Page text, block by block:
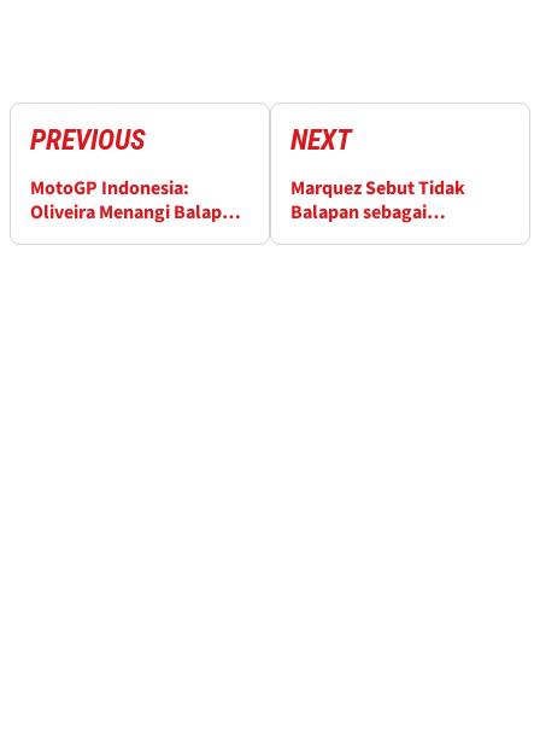
PREVIOUS
MotoGP Indonesia:
Oliveira Menangi Balapan
NEXT
Marquez Sebut Tidak
Balapan sebagai